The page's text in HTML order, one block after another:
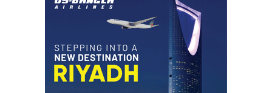
কমলগঞ্জে ডোবা থেকে অজ্ঞাত ব্যক্তির
গলিত মরদেহ উদ্ধার
লন্ডনে আদমপুর ইউনাইটেড কলেজ
বাস্তবায়ন নিয়ে আলোচনা সভা